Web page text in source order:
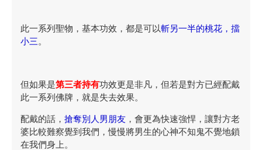
此一系列聖物，基本功效，都是可以斬另一半的桃花，擋
小三。
但如果是第三者持有功效更是非凡，但若是對方已經配戴
此一系列佛牌，就是失去效果。
配戴的話， 搶奪別人男朋友 ，會更為快速強悍，讓對方老
婆比較難察覺到我們，慢慢將男生的心神不知鬼不覺地鎖
在我們身上。